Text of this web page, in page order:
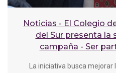
Noticias - El Colegio
del Sur presenta la
campaña - Ser
La iniciativa busca